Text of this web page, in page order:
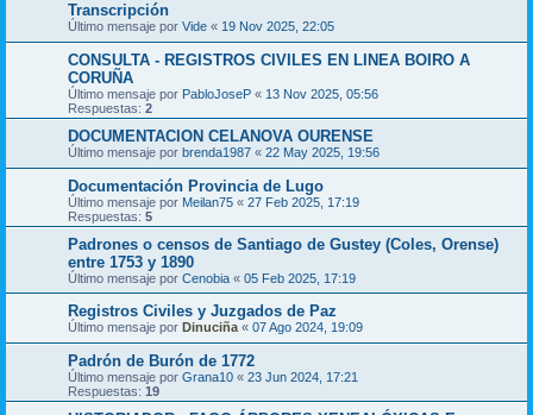
Transcripción
Último mensaje por Vide « 19 Nov 2025, 22:05
CONSULTA - REGISTROS CIVILES EN LINEA BOIRO A
CORUÑA
Último mensaje por PabloJoseP « 13 Nov 2025, 05:56
Respuestas: 2
DOCUMENTACION CELANOVA OURENSE
Último mensaje por brenda1987 « 22 May 2025, 19:56
Documentación Provincia de Lugo
Último mensaje por Meilan75 « 27 Feb 2025, 17:19
Respuestas: 5
Padrones o censos de Santiago de Gustey (Coles, Orense)
entre 1753 y 1890
Último mensaje por Cenobia « 05 Feb 2025, 17:19
Registros Civiles y Juzgados de Paz
Último mensaje por Dinuciña « 07 Ago 2024, 19:09
Padrón de Burón de 1772
Último mensaje por Grana10 « 23 Jun 2024, 17:21
Respuestas: 19